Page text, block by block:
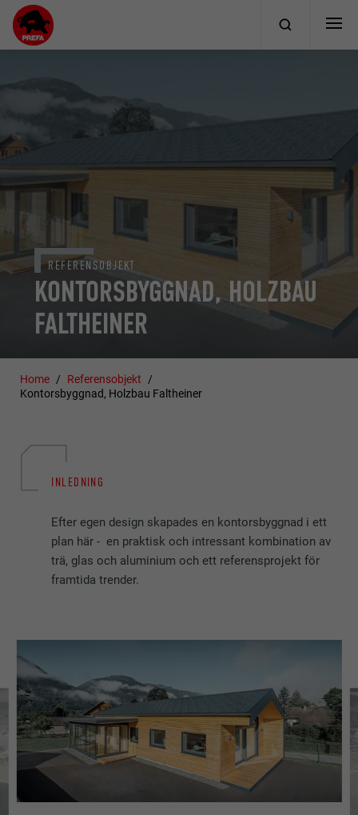
KONTORSBYGGNAD, HOLZBAU
FALTHEINER
REFERENSOBJEKT
Home
Referensobjekt
Kontorsbyggnad, Holzbau Faltheiner
INLEDNING
Efter egen design skapades en kontorsbyggnad i ett
plan här - en praktisk och intressant kombination av
trä, glas och aluminium och ett referensprojekt för
framtida trender.